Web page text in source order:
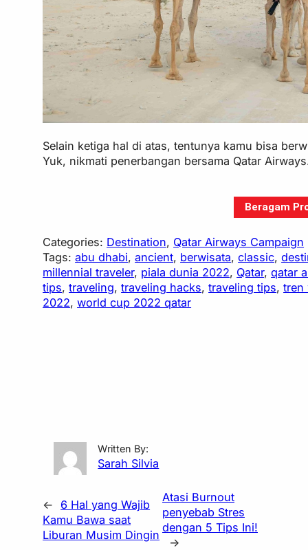
Selain ketiga hal di atas, tentunya kamu bisa
Yuk, nikmati penerbangan bersama Qatar
Beragam
Categories: Destination, Qatar Airways Campaign
Tags:abu dhabi, ancient, berwisata, classic,
millennial traveler, piala dunia 2022, Qatar, qatar
tips, traveling, traveling hacks, traveling tips, tren
2022, world cup 2022 qatar
Written By:
Sarah Silvia
←
6 Hal yang Wajib
Kamu Bawa saat
Liburan Musim Dingin
Atasi Burnout
penyebab Stres
dengan 5 Tips Ini!
→